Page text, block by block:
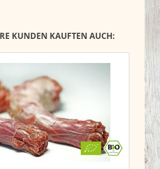
KUNDEN KAUFTEN AUCH: